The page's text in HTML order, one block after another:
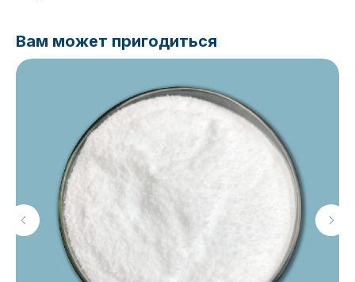
Вам может пригодиться